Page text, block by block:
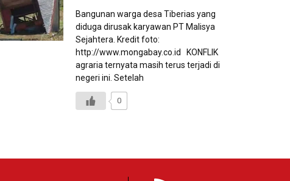
Bangunan warga desa Tiberias yang
diduga dirusak karyawan PT Malisya
Sejahtera. Kredit foto:
http://www.mongabay.co.id KONFLIK
agraria ternyata masih terus terjadi di
negeri ini. Setelah
0